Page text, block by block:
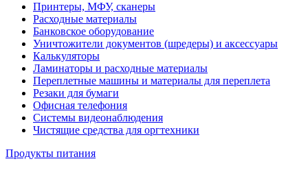
Принтеры, МФУ, сканеры
Расходные материалы
Банковское оборудование
Уничтожители документов (шредеры) и аксессуары
Калькуляторы
Ламинаторы и расходные материалы
Переплетные машины и материалы для переплета
Резаки для бумаги
Офисная телефония
Системы видеонаблюдения
Чистящие средства для оргтехники
Продукты питания